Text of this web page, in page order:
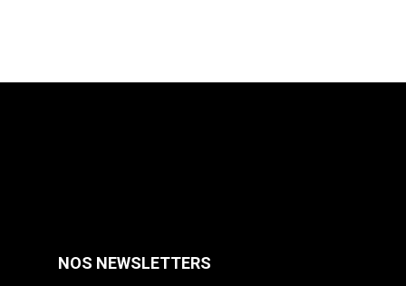
NOS NEWSLETTERS